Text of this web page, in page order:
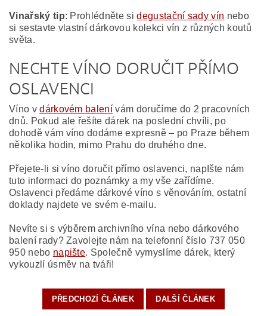
Vinařský tip: Prohlédněte sidegustační sady vín nebo
si sestavte vlastní dárkovou kolekci vín z různých koutů
světa.
NECHTE VÍNO DORUČIT PŘÍMO
OSLAVENCI
Víno vdárkovém balení vám doručíme do 2 pracovních
dnů. Pokud ale řešíte dárek na poslední chvíli, po
dohodě vám víno dodáme expresně – po Praze během
několika hodin, mimo Prahu do druhého dne.
Přejete-li si víno doručit přímo oslavenci, napIšte nám
tuto informaci do poznámky a my vše zařídíme.
Oslavenci předáme dárkové víno s věnováním, ostatní
doklady najdete ve svém e-mailu.
Nevíte si s výběrem archivního vína nebo dárkového
balení rady? Zavolejte nám na telefonní číslo 737 050
950 nebo napište. Společně vymyslíme dárek, který
vykouzlí úsměv na tváři!
PŘEDCHOZÍ ČLÁNEK DALŠÍ ČLÁNEK